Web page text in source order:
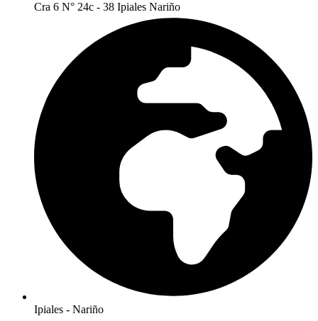
Cra 6 N° 24c - 38 Ipiales Nariño
Ipiales - Nariño